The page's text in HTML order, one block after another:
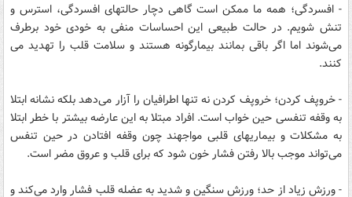
- افسردگی؛ همه ما ممکن است گاهی دچار حالتهای افسردگی، استرس و
تنش شویم. در حالت طبیعی این احساسات منفی به خودی خود برطرف
می‌شوند اما اگر باقی بمانند بیمارگونه هستند و سلامت قلب را تهدید می
کنند.
- خروپف کردن؛ خروپف کردن نه تنها اطرافیان را آزار می‌دهد بلکه نشانه ابتلا
به وقفه تنفسی حین خواب است. افراد مبتلا به این عارضه بیشتر با خطر ابتلا
به مشکلات و بیماریهای قلبی مواجهند چون وقفه افتادن در حین تنفس
می‌تواند موجب بالا رفتن فشار خون شود که برای قلب و عروق مضر است.
- ورزش زیاد از حد؛ ورزش سنگین و شدید به عضله قلب فشار وارد می‌کند و